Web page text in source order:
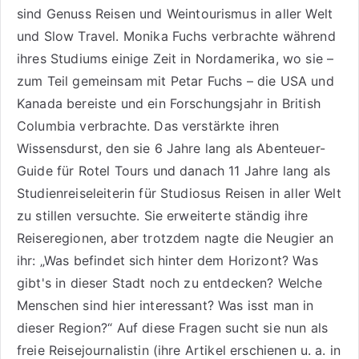
sind Genuss Reisenund Weintourismusin aller Welt
und Slow Travel. Monika Fuchs verbrachte während
ihres Studiums einige Zeit in Nordamerika, wo sie –
zum Teil gemeinsam mit Petar Fuchs – die USA und
Kanada bereiste und ein Forschungsjahr in British
Columbia verbrachte. Das verstärkte ihren
Wissensdurst, den sie 6 Jahre lang als Abenteuer-
Guide für Rotel Tours und danach 11 Jahre lang als
Studienreiseleiterin für Studiosus Reisen in aller Welt
zu stillen versuchte. Sie erweiterte ständig ihre
Reiseregionen, aber trotzdem nagte die Neugier an
ihr: „Was befindet sich hinter dem Horizont? Was
gibt's in dieser Stadt noch zu entdecken? Welche
Menschen sind hier interessant? Was isst man in
dieser Region?“ Auf diese Fragen sucht sie nun als
freie Reisejournalistin (ihre Artikel erschienen u. a. in